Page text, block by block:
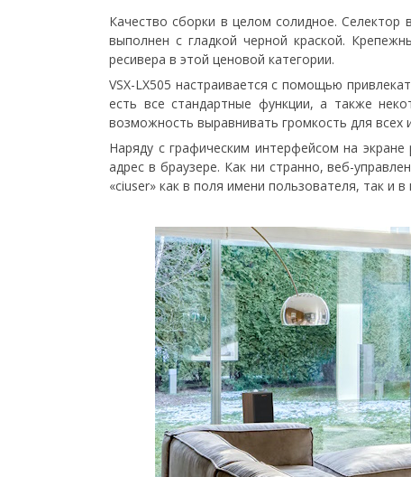
Качество сборки в целом солидное.
выполнен с гладкой черной краской.
ресивера в этой ценовой категории.
VSX-LX505 настраивается с помощью
есть все стандартные функции, а также
возможность выравнивать громкость для всех
Наряду с графическим интерфейсом на
адрес в браузере. Как ни странно, веб-
«ciuser» как в поля имени пользователя, так и